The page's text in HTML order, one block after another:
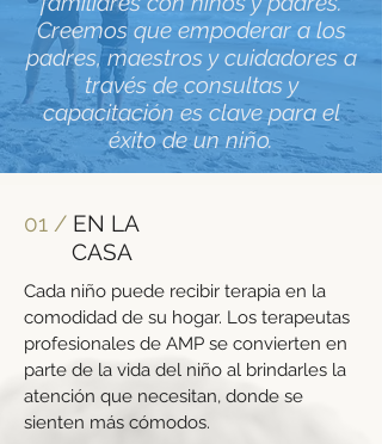
Creemos que empoderar a los
padres, maestros y cuidadores a
través de consultas y
capacitación es clave para el
éxito de un niño.
01 / EN LA
CASA
Cada niño puede recibir terapia en la
comodidad de su hogar. Los terapeutas
profesionales de AMP se convierten en
parte de la vida del niño al brindarles la
atención que necesitan, donde se
sienten más cómodos.